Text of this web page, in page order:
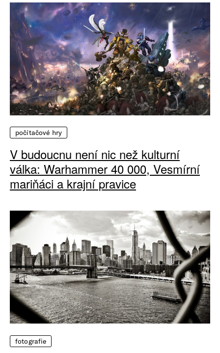
počítačové hry
V budoucnu není nic než kulturní
válka: Warhammer 40 000, Vesmírní
mariňáci a krajní pravice
fotografie